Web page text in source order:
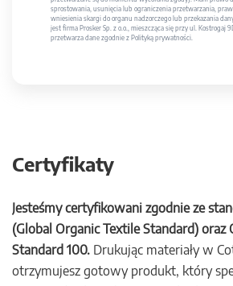
sprostowania, usunięcia lub ograniczenia przetwarzania,
wniesienia skargi do organu nadzorczego lub przekazania
jest firma Prosker Sp. z o.o., mieszcząca się przy ul. Kostrogaj
przetwarza dane zgodnie z Polityką prywatności.
Certyfikaty
Jesteśmy certyfikowani zgodnie ze
(Global Organic Textile Standard) oraz
Standard 100. Drukując materiały w
otrzymujesz gotowy produkt, który